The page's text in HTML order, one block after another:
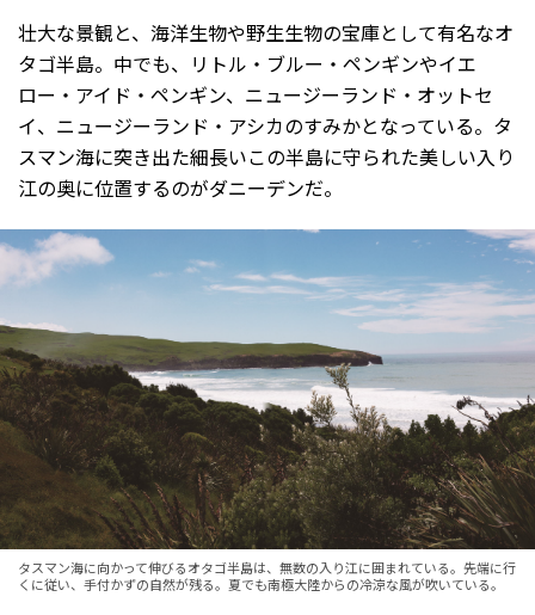
壮大な景観と、海洋生物や野生生物の宝庫として有名なオ
タゴ半島。中でも、リトル・ブルー・ペンギンやイエ
ロー・アイド・ペンギン、ニュージーランド・オットセ
イ、ニュージーランド・アシカのすみかとなっている。タ
スマン海に突き出た細長いこの半島に守られた美しい入り
江の奥に位置するのがダニーデンだ。
タスマン海に向かって伸びるオタゴ半島は、無数の入り江に囲まれている。先端に行
くに従い、手付かずの自然が残る。夏でも南極大陸からの冷涼な風が吹いている。